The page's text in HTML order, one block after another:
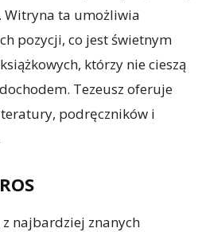
Witryna ta umożliwia
pozycji, co jest świetnym
którzy nie cieszą
Tezeusz oferuje
podręczników i
najbardziej znanych